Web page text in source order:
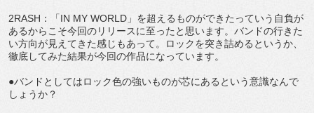
2RASH：「IN MY WORLD」を超えるものができたっていう自負が
あるからこそ今回のリリースに至ったと思います。バンドの行きた
い方向が見えてきた感じもあって。ロックを突き詰めるというか、
徹底してみた結果が今回の作品になっています。
●バンドとしてはロック色の強いものが芯にあるという意識なんで
しょうか？